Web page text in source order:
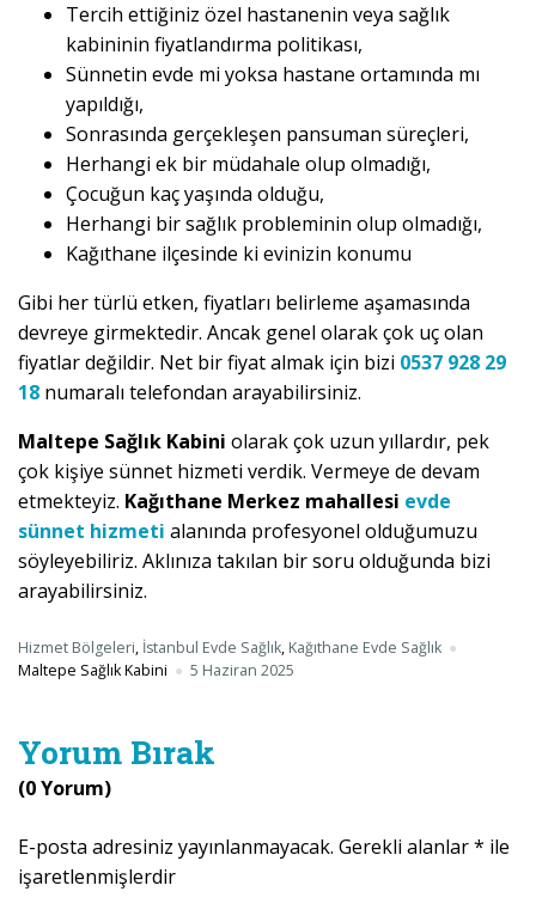
Tercih ettiğiniz özel hastanenin veya sağlık
kabininin fiyatlandırma politikası,
Sünnetin evde mi yoksa hastane ortamında mı
yapıldığı,
Sonrasında gerçekleşen pansuman süreçleri,
Herhangi ek bir müdahale olup olmadığı,
Çocuğun kaç yaşında olduğu,
Herhangi bir sağlık probleminin olup olmadığı,
Kağıthane ilçesinde ki evinizin konumu
Gibi her türlü etken, fiyatları belirleme aşamasında
devreye girmektedir. Ancak genel olarak çok uç olan
fiyatlar değildir. Net bir fiyat almak için bizi 0537 928 29
18 numaralı telefondan arayabilirsiniz.
Maltepe Sağlık Kabini olarak çok uzun yıllardır, pek
çok kişiye sünnet hizmeti verdik. Vermeye de devam
etmekteyiz. Kağıthane Merkez mahallesi evde
sünnet hizmeti alanında profesyonel olduğumuzu
söyleyebiliriz. Aklınıza takılan bir soru olduğunda bizi
arayabilirsiniz.
Hizmet Bölgeleri, İstanbul Evde Sağlık, Kağıthane Evde Sağlık
Maltepe Sağlık Kabini
5 Haziran 2025
Yorum Bırak
(0 Yorum)
E-posta adresiniz yayınlanmayacak. Gerekli alanlar* ile
işaretlenmişlerdir